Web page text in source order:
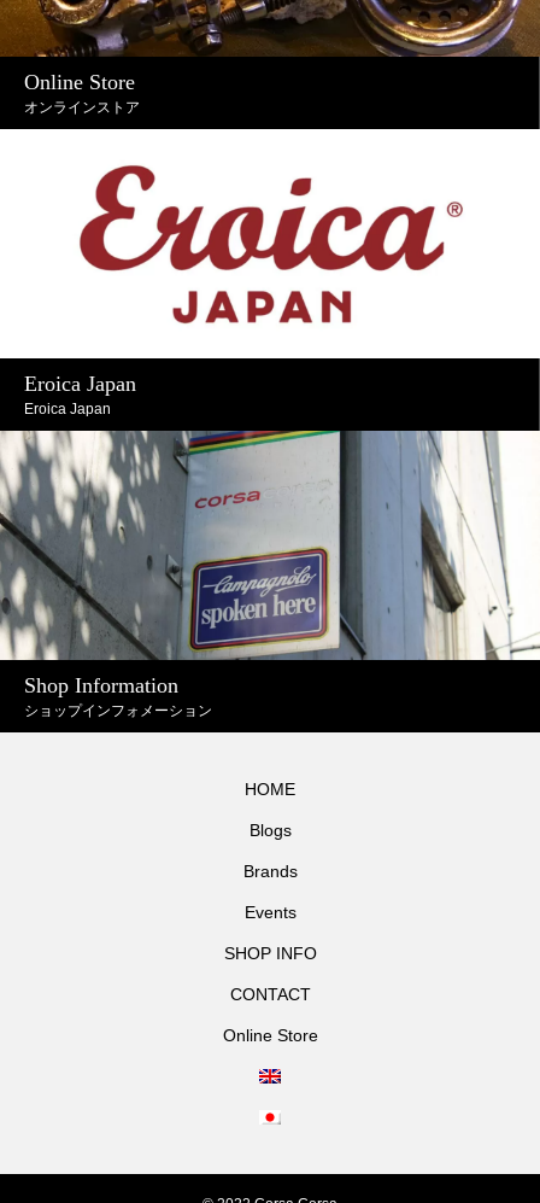
Online Store
オンラインストア
Eroica Japan
Eroica Japan
Shop Information
ショップインフォメーション
HOME
Blogs
Brands
Events
SHOP INFO
CONTACT
Online Store